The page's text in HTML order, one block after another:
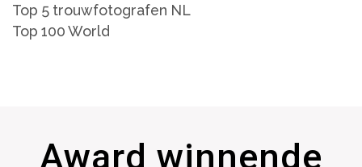
Top 5 trouwfotografen NL
Top 100 World
Award winnende